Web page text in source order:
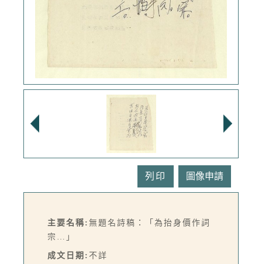
列印
主要名稱: 無題名詩稿：「為抬身價作詞
宗…」
成文日期: 不詳